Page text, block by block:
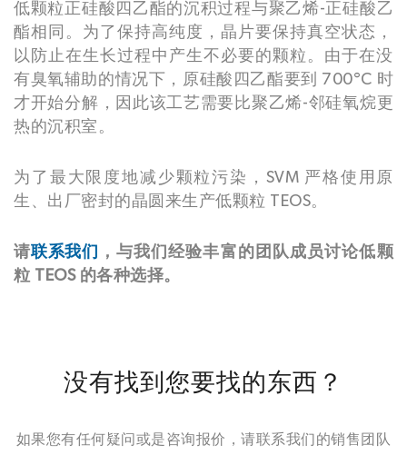
低颗粒正硅酸四乙酯的沉积过程与聚乙烯-正硅酸乙
酯相同。为了保持高纯度，晶片要保持真空状态，
以防止在生长过程中产生不必要的颗粒。由于在没
有臭氧辅助的情况下，原硅酸四乙酯要到 700°C 时
才开始分解，因此该工艺需要比聚乙烯-邻硅氧烷更
热的沉积室。
为了最大限度地减少颗粒污染，SVM 严格使用原
生、出厂密封的晶圆来生产低颗粒 TEOS。
请联系我们
，与我们经验丰富的团队成员讨论低颗
粒 TEOS 的各种选择。
没有找到您要找的东西？
如果您有任何疑问或是咨询报价，请联系我们的销售团队